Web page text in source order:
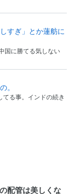
すぎ」とか蓮舫に
国に勝てる気しない
。
る事。インドの続き
配管は美しくな